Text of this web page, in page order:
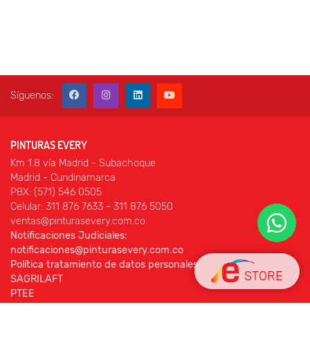
STORE
Síguenos:
PINTURAS EVERY
Km 1.8 vía Madrid - Subachoque
Madrid - Cundinamarca
PBX: (571) 546 0505
Celular: 311 876 7633 - 311 876 5050
ventas@pinturasevery.com.co
Notificaciones Judiciales:
notificaciones@pinturasevery.com.co
Política tratamiento de datos personales
SAGRILAFT
PTEE